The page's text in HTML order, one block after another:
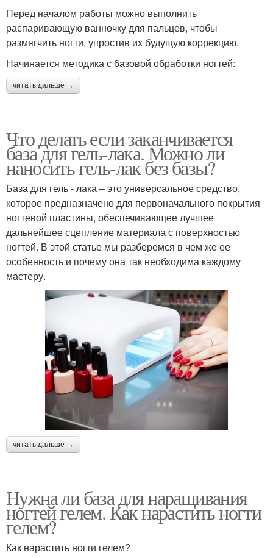
Перед началом работы можно выполнить
распаривающую ванночку для пальцев, чтобы
размягчить ногти, упростив их будущую коррекцию.
Начинается методика с базовой обработки ногтей:
читать дальше →
Что делать если заканчивается
база для гель-лака. Можно ли
наносить гель-лак без базы?
База для гель - лака – это универсальное средство,
которое предназначено для первоначального покрытия
ногтевой пластины, обеспечивающее лучшее
дальнейшее сцепление материала с поверхностью
ногтей. В этой статье мы разберемся в чем же ее
особенность и почему она так необходима каждому
мастеру.
читать дальше →
Нужна ли база для наращивания
ногтей гелем. Как нарастить ногти
гелем?
Как нарастить ногти гелем?